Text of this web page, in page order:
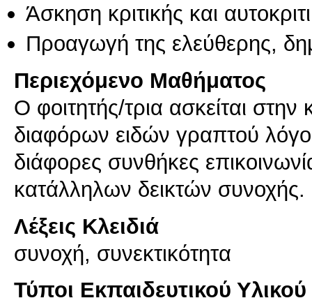
Άσκηση κριτικής και
Προαγωγή της ελεύθερης,
Περιεχόμενο Μαθήματος
Ο φοιτητής/τρια ασκείται
διαφόρων ειδών γραπτού
διάφορες συνθήκες
κατάλληλων δεικτών συνοχής.
Λέξεις Κλειδιά
συνοχή, συνεκτικότητα
Τύποι Εκπαιδευτικού Υλικού